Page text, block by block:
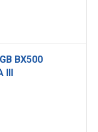
BX500
III